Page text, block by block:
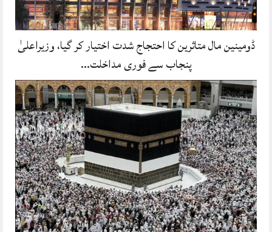
ڈومینین مال متاثرین کا احتجاج شدت اختیار کر گیا، وزیراعلیٰ
پنجاب سے فوری مداخلت…